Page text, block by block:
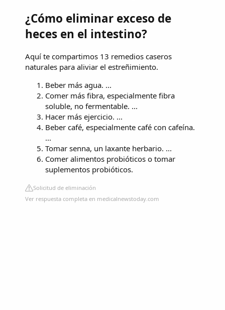
¿Cómo eliminar exceso de
heces en el intestino?
Aquí te compartimos 13 remedios caseros
naturales para aliviar el estreñimiento.
Beber más agua. ...
Comer más fibra, especialmente fibra
soluble, no fermentable. ...
Hacer más ejercicio. ...
Beber café, especialmente café con cafeína.
...
Tomar senna, un laxante herbario. ...
Comer alimentos probióticos o tomar
suplementos probióticos.
Solicitud de eliminación
Ver respuesta completa en medicalnewstoday.com